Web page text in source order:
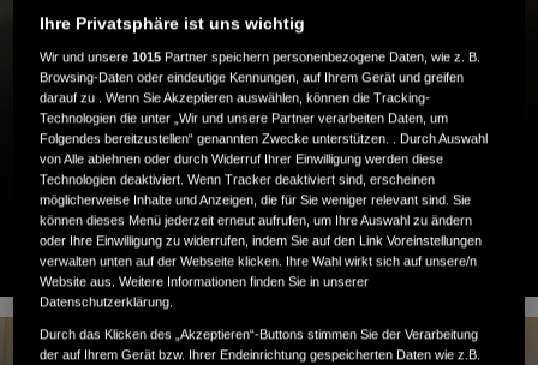
BIS ZU 8 JAHRE GARANTIE
Ihre Privatsphäre ist uns wichtig
Wir und unsere1015 Partner speichern personenbezogene Daten, wie z. B.
Browsing-Daten oder eindeutige Kennungen, auf Ihrem Gerät und greifen
darauf zu . Wenn Sie Akzeptieren auswählen, können die Tracking-
Technologien die unter „Wir und unsere Partner verarbeiten Daten, um
Folgendes bereitzustellen“ genannten Zwecke unterstützen. . Durch Auswahl
von Alle ablehnen oder durch Widerruf Ihrer Einwilligung werden diese
Technologien deaktiviert. Wenn Tracker deaktiviert sind, erscheinen
möglicherweise Inhalte und Anzeigen, die für Sie weniger relevant sind. Sie
können dieses Menü jederzeit erneut aufrufen, um Ihre Auswahl zu ändern
oder Ihre Einwilligung zu widerrufen, indem Sie auf den Link Voreinstellungen
verwalten unten auf der Webseite klicken. Ihre Wahl wirkt sich auf unsere/n
Website aus. Weitere Informationen finden Sie in unserer
Datenschutzerklärung.
Durch das Klicken des „Akzeptieren“-Buttons stimmen Sie der Verarbeitung
der auf Ihrem Gerät bzw. Ihrer Endeinrichtung gespeicherten Daten wie z.B.